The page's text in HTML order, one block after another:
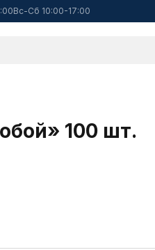
Вс-Сб 10:00-17:00
100 шт.